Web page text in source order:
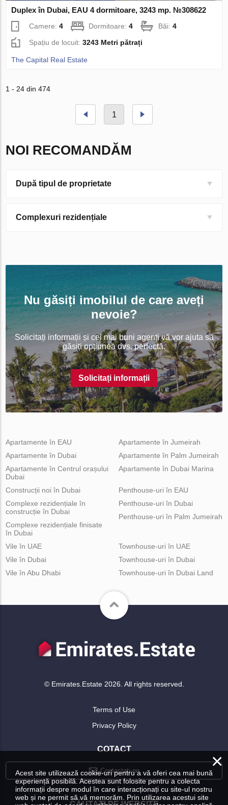
Duplex în Dubai, EAU 4 dormitoare, 3243 mp. №308622
Camere:4 Dormitoare:4 Băi:4
Spațiu de locuit:3243 Metri pătrați
The Capital Real Estate
1 - 24 din 474
1
NOI RECOMANDĂM
După tipul de proprietate
Complexuri rezidențiale
Nu găsiți imobilul de care aveți
nevoie?
Solicitați informații și cei mai buni agenți vă vor ajuta să
găsiți opțiunea dvs. perfectă.
Solicitați informații
Apartamente în EAU
Apartamente în Dubai
Apartamente în Centrul orașului
Dubai
Apartamente în Jumeirah
Apartamente în Palm Jumeirah
Apartamente în Dubai Marina
Construcții noi în Dubai
Complexe rezidențiale în
construcție în Dubai
Complexe rezidențiale finisate
în Dubai
Penthouse-uri în EAU
Penthouse-uri în Dubai
Penthouse-uri în Palm Jumeirah
Vile în UAE
Vile în Dubai
Vile în Abu Dhabi
Townhouse-uri în UAE
Townhouse-uri în Dubai
Townhouse-uri în Dubai Land
© Emirates.Estate 2026. All rights reserved.
Terms of Use
Privacy Policy
COTACT
Contactați-ne ×
Acest site utilizează cookie-uri pentru a vă oferi cea mai bună
experiență posibilă. Acestea sunt folosite pentru a colecta
informații despre modul în care interacționați cu site-ul nostru
web și ne permit să vă memorăm. Prin utilizarea acestui site